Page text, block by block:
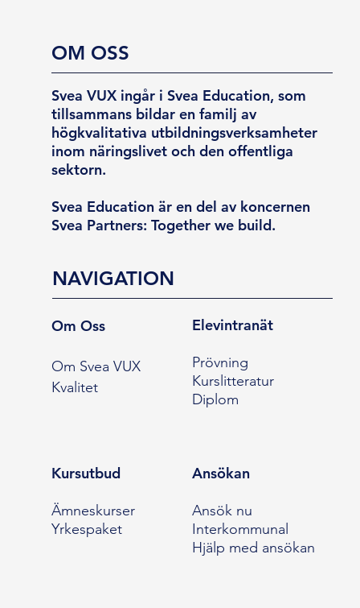
OM OSS
Svea VUX ingår i Svea Education, som
tillsammans bildar en familj av
högkvalitativa utbildningsverksamheter
inom näringslivet och den offentliga
sektorn.
Svea Education är en del av koncernen
Svea Partners: Together we build.
NAVIGATION
Om Oss
Om Svea VUX
Kvalitet
Elevintranät
Prövning
Kurslitteratur
Diplom
Kursutbud
Ämneskurser
Yrkespaket
Ansökan
Ansök nu
Interkommunal
Hjälp med ansökan